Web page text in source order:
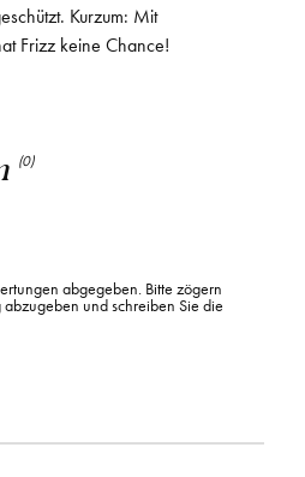
(0)
abgegeben. Bitte zögern
und schreiben Sie die
Kurzum: Mit
Frizz keine Chance!